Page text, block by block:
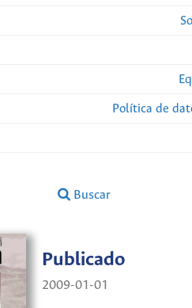
Política de
Buscar
Publicado
2009-01-01